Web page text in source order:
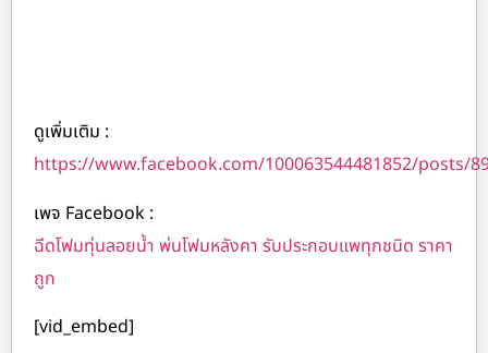
ดูเพิ่มเติม :
https://www.facebook.com/100063544481852/posts/
เพจ Facebook :
ฉีดโฟมทุ่นลอยน้ำ พ่นโฟมหลังคา รับประกอบแพทุกชนิด ราคา
ถูก
[vid_embed]